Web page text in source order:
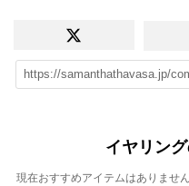
イヤリン
現在おすすめアイテムはありません